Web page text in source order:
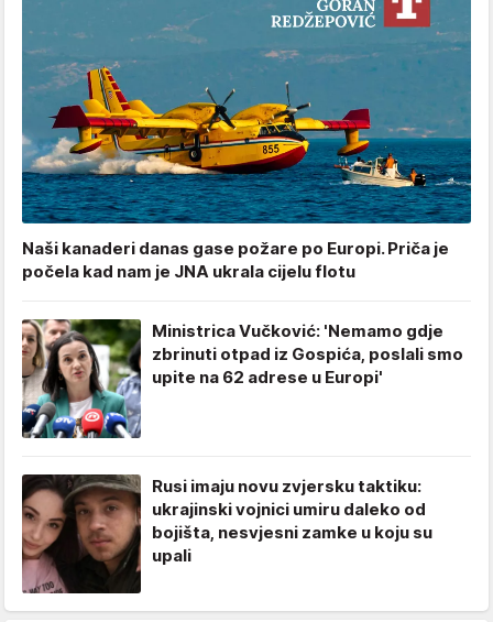
Naši kanaderi danas gase požare po Europi. Priča je
počela kad nam je JNA ukrala cijelu flotu
Ministrica Vučković: 'Nemamo gdje
zbrinuti otpad iz Gospića, poslali smo
upite na 62 adrese u Europi'
Rusi imaju novu zvjersku taktiku:
ukrajinski vojnici umiru daleko od
bojišta, nesvjesni zamke u koju su
upali